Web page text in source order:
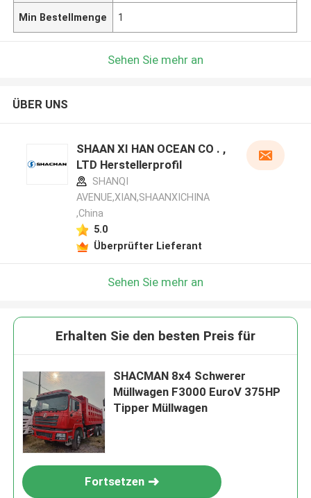
Min Bestellmenge 1
Sehen Sie mehr an
ÜBER UNS
SHAAN XI HAN OCEAN CO . ,
LTD Herstellerprofil
SHANQI
AVENUE,XIAN,SHAANXICHINA
,China
5.0
Überprüfter Lieferant
Sehen Sie mehr an
Erhalten Sie den besten Preis für
SHACMAN 8x4 Schwerer
Müllwagen F3000 EuroV 375HP
Tipper Müllwagen
Fortsetzen